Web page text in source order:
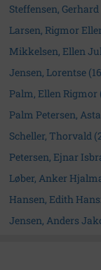
Steffensen,
Larsen, Rigmor
Mikkelsen, Ellen
Jensen, Lorentse
Palm, Ellen Rigmor
Palm Petersen,
Scheller, Thorvald
Petersen, Ejnar
Løber, Anker
Hansen, Edith
Jensen, Anders